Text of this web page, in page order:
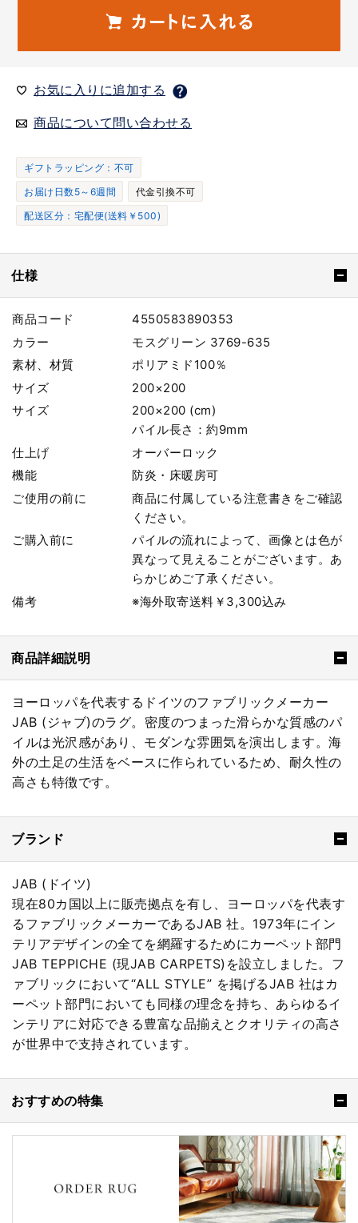
お気に入りに追加する
商品について問い合わせる
ギフトラッピング：不可
お届け日数5～6週間
代金引換不可
配送区分：宅配便(送料￥500)
仕様
商品コード
4550583890353
カラー
モスグリーン 3769-635
素材、材質
ポリアミド100％
サイズ
200×200
サイズ
200×200 (cm)
パイル長さ：約9mm
仕上げ
オーバーロック
機能
防炎・床暖房可
ご使用の前に
商品に付属している注意書きをご確認
ください。
ご購入前に
パイルの流れによって、画像とは色が
異なって見えることがございます。あ
らかじめご了承ください。
備考
※海外取寄送料￥3,300込み
商品詳細説明
ヨーロッパを代表するドイツのファブリックメーカー
JAB (ジャブ)のラグ。密度のつまった滑らかな質感のパ
イルは光沢感があり、モダンな雰囲気を演出します。海
外の土足の生活をベースに作られているため、耐久性の
高さも特徴です。
ブランド
JAB (ドイツ)
現在80カ国以上に販売拠点を有し、ヨーロッパを代表す
るファブリックメーカーであるJAB 社。1973年にイン
テリアデザインの全てを網羅するためにカーペット部門
JAB TEPPICHE (現JAB CARPETS)を設立しました。フ
ァブリックにおいて“ALL STYLE” を掲げるJAB 社はカ
ーペット部門においても同様の理念を持ち、あらゆるイ
ンテリアに対応できる豊富な品揃えとクオリティの高さ
が世界中で支持されています。
おすすめの特集